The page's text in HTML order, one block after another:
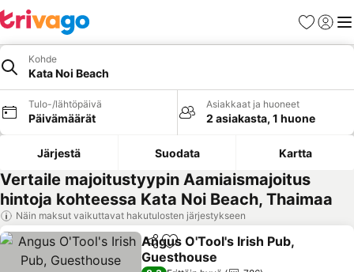
Suosikit
Kohde
Kata Noi Beach
Tulo-/lähtöpäivä
Päivämäärät
Asiakkaat ja huoneet
2 asiakasta, 1 huone
Järjestä Suodata Kartta
Vertaile majoitustyypin Aamiaismajoitus
hintoja kohteessa Kata Noi Beach, Thaimaa
Näin maksut vaikuttavat hakutulosten järjestykseen
Jaa Lisää suosikkeihin
Angus O'Tool's Irish Pub,
Guesthouse